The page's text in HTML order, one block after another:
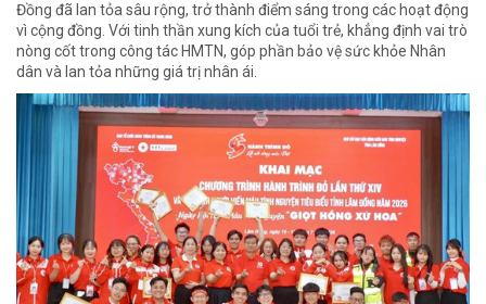
Đồng đã lan tỏa sâu rộng, trở thành điểm sáng trong các hoạt động
vì cộng đồng. Với tinh thần xung kích của tuổi trẻ, khẳng định vai trò
nòng cốt trong công tác HMTN, góp phần bảo vệ sức khỏe Nhân
dân và lan tỏa những giá trị nhân ái.